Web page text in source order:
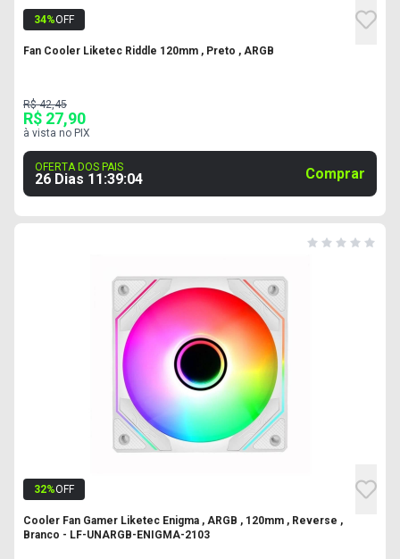
34%OFF
Fan Cooler Liketec Riddle 120mm , Preto , ARGB
R$ 42,45
R$ 27,90
à vista no PIX
OFERTA DOS PAIS
26 Dias 11:39:03 Comprar
32%OFF
Cooler Fan Gamer Liketec Enigma , ARGB , 120mm , Reverse ,
Branco - LF-UNARGB-ENIGMA-2103